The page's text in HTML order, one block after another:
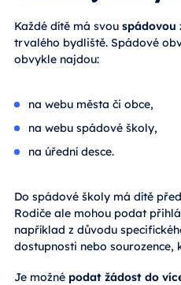
Každé dítě má svou spádovou
trvalého bydliště. Spádové
obvykle najdou:
na webu města či obce,
na webu spádové školy,
na úřední desce.
Do spádové školy má dítě
Rodiče ale mohou podat
například z důvodu
dostupnosti nebo sourozence,
Je možné podat žádost do